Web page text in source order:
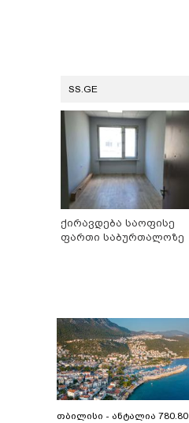
SS.GE
ქირავდება საოფისე
ფართი საბურთალოზე
თბილისი - ანტალია 780.80